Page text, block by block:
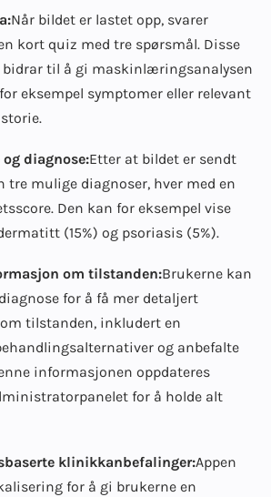
Når bildet er lastet opp, svarer
kort quiz med tre spørsmål. Disse
bidrar til å gi maskinlæringsanalysen
eksempel symptomer eller relevant
diagnose:Etter at bildet er sendt
tre mulige diagnoser, hver med en
Den kan for eksempel vise
(15%) og psoriasis (5%).
om tilstanden:Brukerne kan
for å få mer detaljert
tilstanden, inkludert en
og anbefalte
informasjonen oppdateres
for å holde alt
klinikkanbefalinger:Appen
for å gi brukerne en